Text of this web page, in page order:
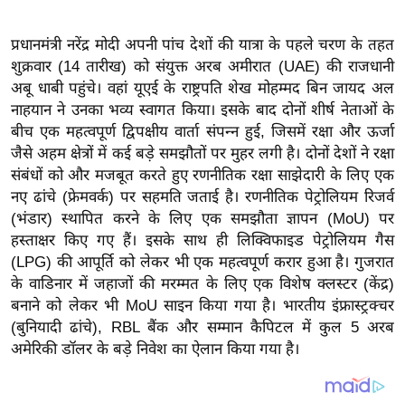
त
वि
शे
ष
ज्ञ
रा
य
ब
ज
ट
खे
ल
क्रि
प्रधानमंत्री नरेंद्र मोदी अपनी पांच देशों की यात्रा के पहले चरण के तहत
शुक्रवार (14 तारीख) को संयुक्त अरब अमीरात (UAE) की राजधानी
अबू धाबी पहुंचे। वहां यूएई के राष्ट्रपति शेख मोहम्मद बिन जायद अल
नाहयान ने उनका भव्य स्वागत किया। इसके बाद दोनों शीर्ष नेताओं के
बीच एक महत्वपूर्ण द्विपक्षीय वार्ता संपन्न हुई, जिसमें रक्षा और ऊर्जा
जैसे अहम क्षेत्रों में कई बड़े समझौतों पर मुहर लगी है। दोनों देशों ने रक्षा
संबंधों को और मजबूत करते हुए रणनीतिक रक्षा साझेदारी के लिए एक
नए ढांचे (फ्रेमवर्क) पर सहमति जताई है। रणनीतिक पेट्रोलियम रिजर्व
(भंडार) स्थापित करने के लिए एक समझौता ज्ञापन (MoU) पर
हस्ताक्षर किए गए हैं। इसके साथ ही लिक्विफाइड पेट्रोलियम गैस
(LPG) की आपूर्ति को लेकर भी एक महत्वपूर्ण करार हुआ है। गुजरात
के वाडिनार में जहाजों की मरम्मत के लिए एक विशेष क्लस्टर (केंद्र)
बनाने को लेकर भी MoU साइन किया गया है। भारतीय इंफ्रास्ट्रक्चर
(बुनियादी ढांचे), RBL बैंक और सम्मान कैपिटल में कुल 5 अरब
अमेरिकी डॉलर के बड़े निवेश का ऐलान किया गया है।